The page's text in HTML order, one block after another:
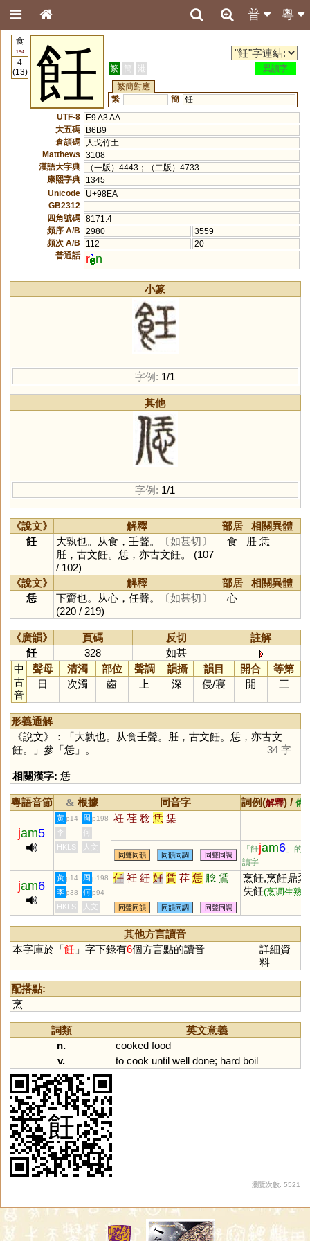
粵
普
食
184
4
(13)
飪 繁 簡 港
異讀字
繁簡對應
繁
簡 饪
UTF-8
E9 A3 AA
大五碼
B6B9
倉頡碼
人戈竹土
Matthews
3108
漢語大字典
（一版）4443；（二版）4733
康熙字典
1345
Unicode
U+98EA
GB2312
四角號碼 8171.4
頻序 A/B
2980
3559
頻次 A/B
112
20
普通話
r n
小篆
字例: 1/1
其他
字例: 1/1
《說文》 解釋 部居
相關異體
飪
大孰也。从食，壬聲。
〔如甚切〕
䏕，古文飪。恁，亦古文飪。 (107
/ 102)
食 䏕 恁
《說文》 解釋 部居
相關異體
恁
下齎也。从心，任聲。
〔如甚切〕
(220 / 219)
心
《廣韻》 頁碼 反切
註解
飪
328
如甚
中
古
音
聲母 清濁 部位 聲調 韻攝 韻目 開合
等第
日
次濁 齒 上 深 侵/寢 開 三
形義通解
《說文》：「大孰也。从食壬聲。䏕，古文飪。恁，亦古文
飪。」參「恁」。 34 字
相關漢字: 恁
粵語音節 & 根據 同音字 詞例(解釋) / 備
jam5
黃 p14 周 p198 衽 荏 稔 恁 栠
李
何
HKLS
人文
同聲同韻 同韻同調 同聲同調
「飪jam6 」的
讀字
jam6
黃 p14 周 p198 任 衽 紝 妊 賃 荏 恁 腍 鵀
烹飪,烹飪鼎鼐,
失飪(烹调生熟
李 p38 何 p94
HKLS 人文 同聲同韻 同韻同調 同聲同調
其他方言讀音
本字庫於「飪」字下錄有6個方言點的讀音
詳細資
料
配搭點:
烹
詞類
英文意義
n.
cooked food
v.
to cook until well done; hard boil
瀏覽次數: 5521